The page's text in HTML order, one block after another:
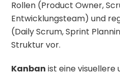
Rollen (Product Owner,
Entwicklungsteam) und
(Daily Scrum, Sprint
Struktur vor.
Kanban ist eine visuellere